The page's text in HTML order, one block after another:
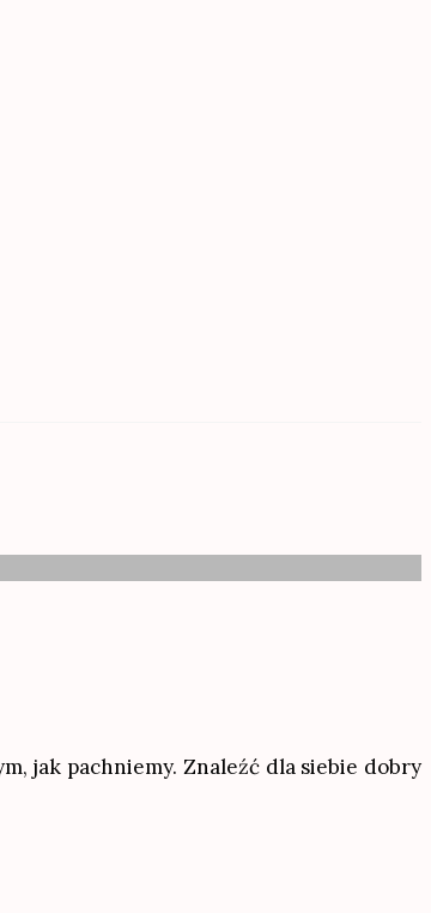
jak pachniemy. Znaleźć dla siebie dobry